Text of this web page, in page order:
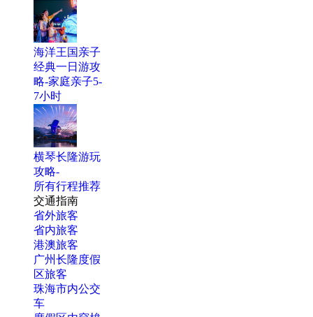
海洋王国亲子
经典一日游攻
略-家庭亲子5-
7小时
横琴长隆游玩
攻略-
所有行程推荐
交通指南
省外旅客
省内旅客
港澳旅客
广州长隆度假
区旅客
珠海市内公交
车